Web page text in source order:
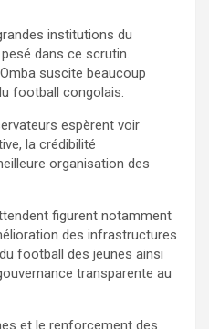
institutions du
dans ce scrutin.
suscite beaucoup
football congolais.
espèrent voir
la crédibilité
organisation des
figurent notamment
des infrastructures
football des jeunes ainsi
transparente au
et le renforcement des